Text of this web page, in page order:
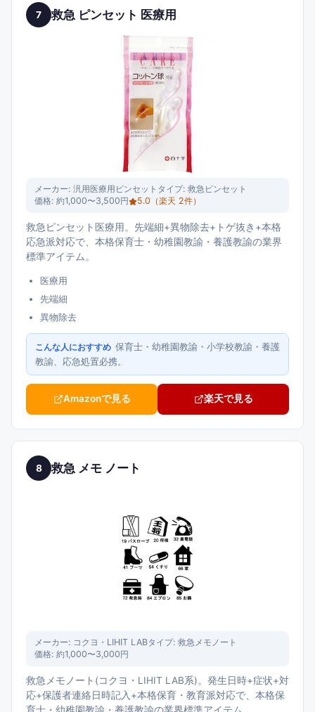
7 救急 ピンセット 医療用
メーカー: 汎用医療用ピンセット タイプ: 救急ピンセット
価格: 約1,000〜3,500円 5.0 （楽天 2件）
救急ピンセット医療用。先端細+異物除去+トゲ抜き+本格
応急派対応で、本格保育士・幼稚園教諭・養護教諭の業界
標準アイテム。
医療用
先端細
異物除去
こんな人におすすめ 保育士・幼稚園教諭・小学校教諭・養護
教諭、応急処置必携。
Amazonで見る 楽天で見る
8 救急 メモ ノート
メーカー: コクヨ・LIHIT LABタイプ: 救急メモノート
価格: 約1,000〜3,000円
救急メモノート(コクヨ・LIHIT LAB系)。発生日時+症状+対
応+保護者連絡日時記入+本格保育・教育派対応で、本格保